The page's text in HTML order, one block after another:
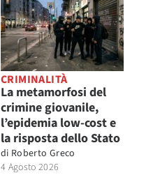
CRIMINALITÀ
La metamorfosi del
crimine giovanile,
l’epidemia low-cost e
la risposta dello Stato
di Roberto Greco
4 Agosto 2026